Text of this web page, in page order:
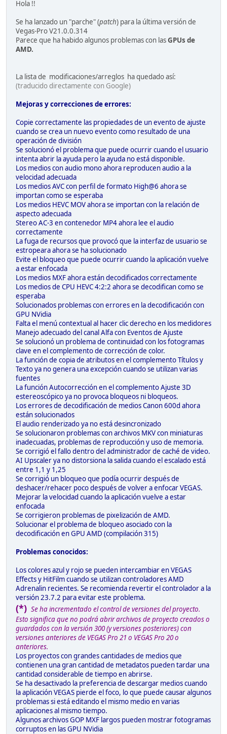
Hola !!
Se ha lanzado un "parche" (patch) para la última versión de
Vegas-Pro V21.0.0.314
Parece que ha habido algunos problemas con lasGPUs de
AMD.
La lista de modificaciones/arreglos ha quedado así:
(traducido directamente con Google)
Mejoras y correcciones de errores:
Copie correctamente las propiedades de un evento de ajuste
cuando se crea un nuevo evento como resultado de una
operación de división
Se solucionó el problema que puede ocurrir cuando el usuario
intenta abrir la ayuda pero la ayuda no está disponible.
Los medios con audio mono ahora reproducen audio a la
velocidad adecuada
Los medios AVC con perfil de formato High@6 ahora se
importan como se esperaba
Los medios HEVC MOV ahora se importan con la relación de
aspecto adecuada
Stereo AC-3 en contenedor MP4 ahora lee el audio
correctamente
La fuga de recursos que provocó que la interfaz de usuario se
estropeara ahora se ha solucionado
Evite el bloqueo que puede ocurrir cuando la aplicación vuelve
a estar enfocada
Los medios MXF ahora están decodificados correctamente
Los medios de CPU HEVC 4:2:2 ahora se decodifican como se
esperaba
Solucionados problemas con errores en la decodificación con
GPU NVidia
Falta el menú contextual al hacer clic derecho en los medidores
Manejo adecuado del canal Alfa con Eventos de Ajuste
Se solucionó un problema de continuidad con los fotogramas
clave en el complemento de corrección de color.
La función de copia de atributos en el complemento Títulos y
Texto ya no genera una excepción cuando se utilizan varias
fuentes
La función Autocorrección en el complemento Ajuste 3D
estereoscópico ya no provoca bloqueos ni bloqueos.
Los errores de decodificación de medios Canon 600d ahora
están solucionados
El audio renderizado ya no está desincronizado
Se solucionaron problemas con archivos MKV con miniaturas
inadecuadas, problemas de reproducción y uso de memoria.
Se corrigió el fallo dentro del administrador de caché de video.
AI Upscaler ya no distorsiona la salida cuando el escalado está
entre 1,1 y 1,25
Se corrigió un bloqueo que podía ocurrir después de
deshacer/rehacer poco después de volver a enfocar VEGAS.
Mejorar la velocidad cuando la aplicación vuelve a estar
enfocada
Se corrigieron problemas de pixelización de AMD.
Solucionar el problema de bloqueo asociado con la
decodificación en GPU AMD (compilación 315)
Problemas conocidos:
Los colores azul y rojo se pueden intercambiar en VEGAS
Effects y HitFilm cuando se utilizan controladores AMD
Adrenalin recientes. Se recomienda revertir el controlador a la
versión 23.7.2 para evitar este problema.
(*) Se ha incrementado el control de versiones del proyecto.
Esto significa que no podrá abrir archivos de proyecto creados o
guardados con la versión 300 (y versiones posteriores) con
versiones anteriores de VEGAS Pro 21 o VEGAS Pro 20 o
anteriores.
Los proyectos con grandes cantidades de medios que
contienen una gran cantidad de metadatos pueden tardar una
cantidad considerable de tiempo en abrirse.
Se ha desactivado la preferencia de descargar medios cuando
la aplicación VEGAS pierde el foco, lo que puede causar algunos
problemas si está editando el mismo medio en varias
aplicaciones al mismo tiempo.
Algunos archivos GOP MXF largos pueden mostrar fotogramas
corruptos en las GPU NVidia